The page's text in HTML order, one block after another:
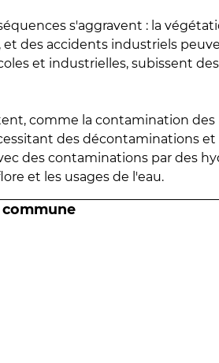
s'aggravent : la
des accidents industriels
et industrielles, subissent
comme la contamination des
des décontaminations et
des contaminations par des
et les usages de l'eau.